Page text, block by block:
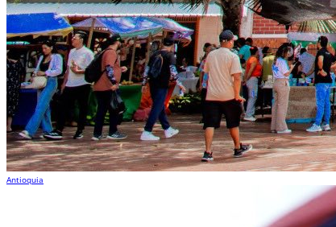
Antioquia